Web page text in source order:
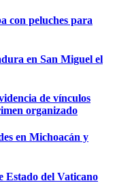
con peluches para
en San Miguel el
de vínculos
organizado
en Michoacán y
Estado del Vaticano